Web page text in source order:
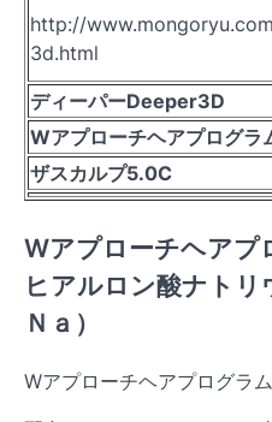
http://
3d.html
ディーパーDeeper3D
Wアプローチヘアプログラ
ザスカルプ5.0C
Wアプローチヘアプ
ヒアルロン酸ナト
Ｎａ）
Wアプローチヘアプログラ